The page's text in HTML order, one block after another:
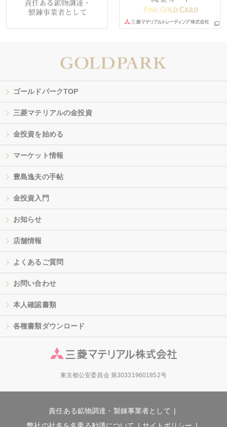
ゴールドパークTOP
三菱マテリアルの金投資
金投資を始める
マーケット情報
豊島逸夫の手帖
金投資入門
お知らせ
店舗情報
よくあるご質問
お問い合わせ
本人確認書類
各種書類ダウンロード
東京都公安委員会 第303319601852号
責任ある鉱物調達・製錬事業者として